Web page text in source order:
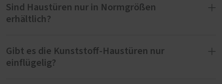
Sind Haustüren nur in Normgrößen
erhältlich?
Wir fertigen Haustüren ausschließlich nach
Maß. Das heißt, wir realisieren spezielle
Gibt es die Kunststoff-Haustüren nur
einflügelig?